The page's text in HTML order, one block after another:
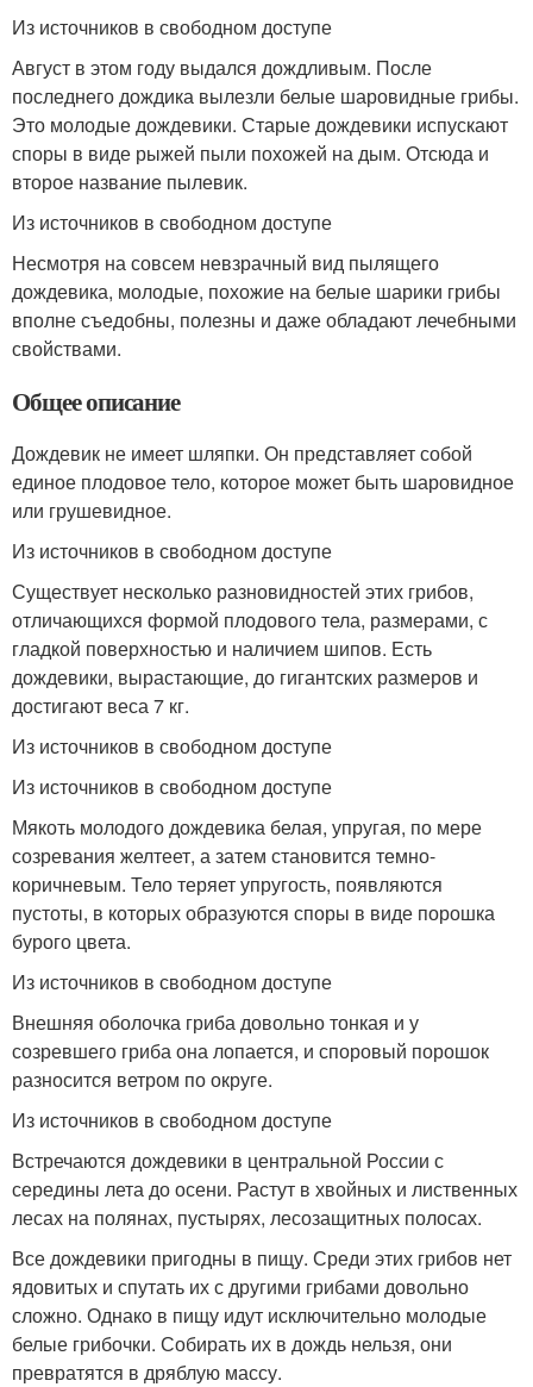
Из источников в свободном доступе
Август в этом году выдался дождливым. После
последнего дождика вылезли белые шаровидные грибы.
Это молодые дождевики. Старые дождевики испускают
споры в виде рыжей пыли похожей на дым. Отсюда и
второе название пылевик.
Из источников в свободном доступе
Несмотря на совсем невзрачный вид пылящего
дождевика, молодые, похожие на белые шарики грибы
вполне съедобны, полезны и даже обладают лечебными
свойствами.
Общее описание
Дождевик не имеет шляпки. Он представляет собой
единое плодовое тело, которое может быть шаровидное
или грушевидное.
Из источников в свободном доступе
Существует несколько разновидностей этих грибов,
отличающихся формой плодового тела, размерами, с
гладкой поверхностью и наличием шипов. Есть
дождевики, вырастающие, до гигантских размеров и
достигают веса 7 кг.
Из источников в свободном доступе
Из источников в свободном доступе
Мякоть молодого дождевика белая, упругая, по мере
созревания желтеет, а затем становится темно-
коричневым. Тело теряет упругость, появляются
пустоты, в которых образуются споры в виде порошка
бурого цвета.
Из источников в свободном доступе
Внешняя оболочка гриба довольно тонкая и у
созревшего гриба она лопается, и споровый порошок
разносится ветром по округе.
Из источников в свободном доступе
Встречаются дождевики в центральной России с
середины лета до осени. Растут в хвойных и лиственных
лесах на полянах, пустырях, лесозащитных полосах.
Все дождевики пригодны в пищу. Среди этих грибов нет
ядовитых и спутать их с другими грибами довольно
сложно. Однако в пищу идут исключительно молодые
белые грибочки. Собирать их в дождь нельзя, они
превратятся в дряблую массу.